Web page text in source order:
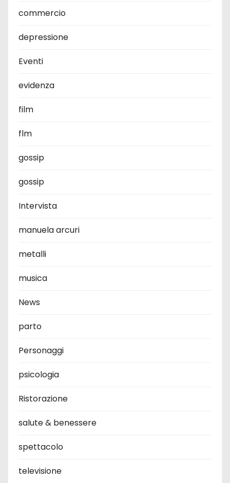
commercio
depressione
Eventi
evidenza
film
flm
gossip
gossip
Intervista
manuela arcuri
metalli
musica
News
parto
Personaggi
psicologia
Ristorazione
salute & benessere
spettacolo
televisione